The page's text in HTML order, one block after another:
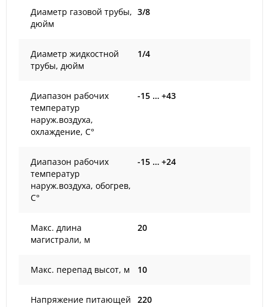
Диаметр газовой трубы,
дюйм
3/8
Диаметр жидкостной
трубы, дюйм
1/4
Диапазон рабочих
температур
наруж.воздуха,
охлаждение, С°
-15 … +43
Диапазон рабочих
температур
наруж.воздуха, обогрев,
С°
-15 … +24
Макс. длина
магистрали, м
20
Макс. перепад высот, м 10
Напряжение питающей
220